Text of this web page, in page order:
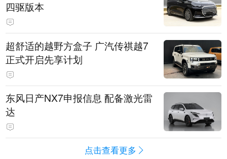
四驱版本
超舒适的越野方盒子 广汽传祺越7
正式开启先享计划
东风日产NX7申报信息 配备激光雷
达
点击查看更多